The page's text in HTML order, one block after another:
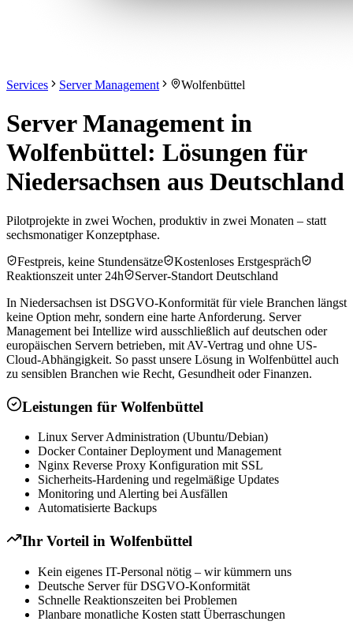
Services Server Management Wolfenbüttel
Server Management in
Wolfenbüttel: Lösungen für
Niedersachsen aus Deutschland
Pilotprojekte in zwei Wochen, produktiv in zwei Monaten – statt
sechsmonatiger Konzeptphase.
Festpreis, keine Stundensätze
Kostenloses Erstgespräch
Reaktionszeit unter 24h
Server-Standort Deutschland
In Niedersachsen ist DSGVO-Konformität für viele Branchen längst
keine Option mehr, sondern eine harte Anforderung. Server
Management bei Intellize wird ausschließlich auf deutschen oder
europäischen Servern betrieben, mit AV-Vertrag und ohne US-
Cloud-Abhängigkeit. So passt unsere Lösung in Wolfenbüttel auch
zu sensiblen Branchen wie Recht, Gesundheit oder Finanzen.
Leistungen für Wolfenbüttel
Linux Server Administration (Ubuntu/Debian)
Docker Container Deployment und Management
Nginx Reverse Proxy Konfiguration mit SSL
Sicherheits-Hardening und regelmäßige Updates
Monitoring und Alerting bei Ausfällen
Automatisierte Backups
Ihr Vorteil in Wolfenbüttel
Kein eigenes IT-Personal nötig – wir kümmern uns
Deutsche Server für DSGVO-Konformität
Schnelle Reaktionszeiten bei Problemen
Planbare monatliche Kosten statt Überraschungen